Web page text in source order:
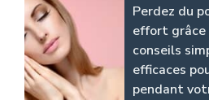
Perdez du
effort grâce
conseils
efficaces
pendant